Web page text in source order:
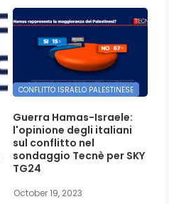
CONFLITTO ISRAELO PALESTINESE
Guerra Hamas-Israele:
l'opinione degli italiani
sul conflitto nel
sondaggio Tecnè per SKY
TG24
October 19, 2023